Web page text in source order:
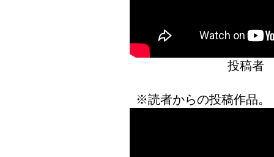
投稿者
※読者からの投稿作品